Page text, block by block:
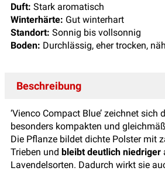
Duft: Stark aromatisch
Winterhärte: Gut winterhart
Standort: Sonnig bis vollsonnig
Boden: Durchlässig, eher trocken,
Beschreibung
‘Vienco Compact Blue’ zeichnet sich
besonders kompakten und
Die Pflanze bildet dichte Polster mit
Trieben und bleibt deutlich niedriger
Lavendelsorten. Dadurch wirkt sie